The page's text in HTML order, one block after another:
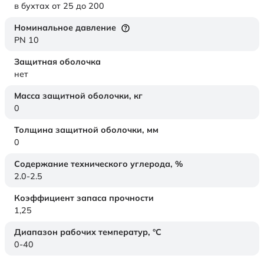
в бухтах от 25 до 200
Номинальное давление
PN 10
Защитная оболочка
нет
Масса защитной оболочки, кг
0
Толщина защитной оболочки, мм
0
Содержание технического углерода, %
2.0-2.5
Коэффициент запаса прочности
1,25
Диапазон рабочих температур, °C
0-40